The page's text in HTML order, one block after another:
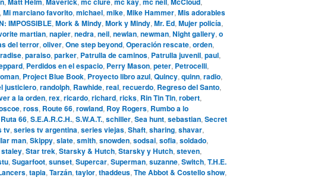
, Mi marciano favorito, michael, mike, Mike Hammer, Mis adorables
IMPOSSIBLE, Mork & Mindy, Mork y Mindy, Mr. Ed, Mujer policía,
martian, napier, nedra, neil, newlan, newman, Night gallery, o
del terror, oliver, One step beyond, Operación rescate, orden,
, paraiso, parker, Patrulla de caminos, Patrulla juvenil, paul,
, Perdidos en el espacio, Perry Mason, peter, Petrocelli,
, Project Blue Book, Proyecto libro azul, Quincy, quinn, radio,
justiciero, randolph, Rawhide, real, recuerdo, Regreso del Santo,
a la orden, rex, ricardo, richard, ricks, Rin Tin Tin, robert,
, ross, Route 66, rowland, Roy Rogers, Rumbo a lo
Ruta 66, S.E.A.R.C.H., S.W.A.T., schiller, Sea hunt, sebastian, Secret
tv, series tv argentina, series viejas, Shaft, sharing, shavar,
man, Skippy, slate, smith, snowden, sodsai, sofia, soldado,
staley, Star trek, Starsky & Hutch, Starsky y Hutch, steven,
, Sugarfoot, sunset, Supercar, Superman, suzanne, Switch, T.H.E.
, tapia, Tarzán, taylor, thaddeus, The Abbot & Costello show,